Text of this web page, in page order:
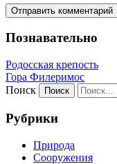
Познавательно
Родосская крепость
Гора Филеримос
Поиск
Рубрики
Природа
Сооружения